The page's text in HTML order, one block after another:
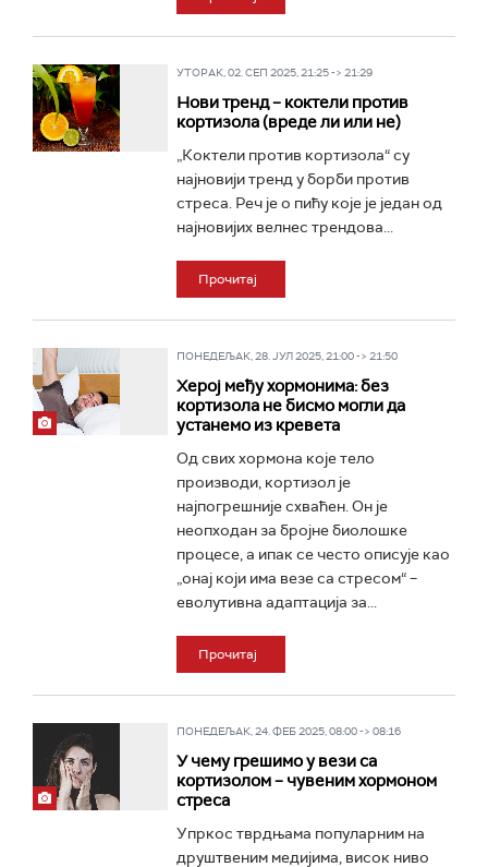
УТОРАК, 02. СЕП 2025, 21:25 -> 21:29
Нови тренд – коктели против
кортизола (вреде ли или не)
„Коктели против кортизола“ су
најновији тренд у борби против
стреса. Реч је о пићу које је један од
најновијих велнес трендова...
Прочитај
ПОНЕДЕЉАК, 28. ЈУЛ 2025, 21:00 -> 21:50
Херој међу хормонима: без
кортизола не бисмо могли да
устанемо из кревета
Од свих хормона које тело
производи, кортизол је
најпогрешније схваћен. Он је
неопходан за бројне биолошке
процесе, а ипак се често описује као
„онај који има везе са стресом“ –
еволутивна адаптација за...
Прочитај
ПОНЕДЕЉАК, 24. ФЕБ 2025, 08:00 -> 08:16
У чему грешимо у вези са
кортизолом – чувеним хормоном
стреса
Упркос тврдњама популарним на
друштвеним медијима, висок ниво